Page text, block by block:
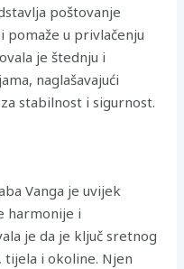
poštovanje
u privlačenju
je štednju i
naglašavajući
stabilnost i sigurnost.
Vanga je uvijek
harmonije i
je da je ključ sretnog
tijela i okoline. Njen